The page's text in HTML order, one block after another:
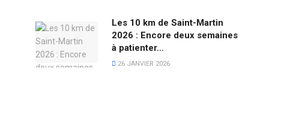
Les 10 km de Saint-Martin
2026 : Encore deux semaines
à patienter…
26 JANVIER 2026